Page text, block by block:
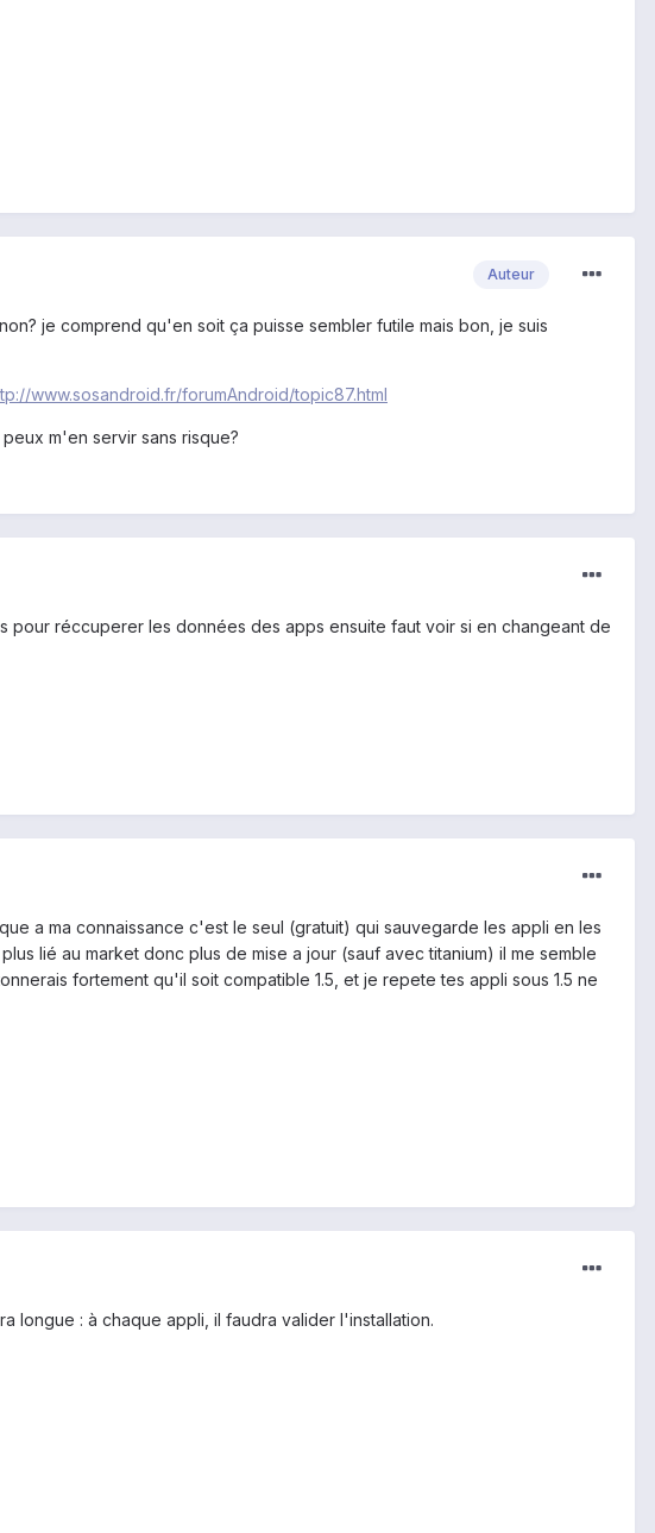
Auteur
je comprend qu'en soit ça puisse sembler futile mais bon, je suis
www.sosandroid.fr/forumAndroid/topic87.html
m'en servir sans risque?
réccuperer les données des apps ensuite faut voir si en changeant de
a ma connaissance c'est le seul (gratuit) qui sauvegarde les appli en les
lié au market donc plus de mise a jour (sauf avec titanium) il me semble
fortement qu'il soit compatible 1.5, et je repete tes appli sous 1.5 ne
longue : à chaque appli, il faudra valider l'installation.